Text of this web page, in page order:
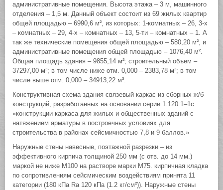
административные помещения. Высота этажа – 3 м, машинного
отделения – 1,5 м. Данный объект состоит из 69 жилых квартир
общей площадью – 6990,6 м², из которых: 1-комнатных – 26, 3-х
– комнатных – 29, 4-х – комнатных – 13, 5-ти – комнатных – 1. А
так же технические помещения общей площадью – 580,20 м², и
административные помещения общей площадью – 1076,40 м².
Общая площадь здания – 9855,14 м²; строительный объем –
37297,00 м³; в том числе ниже отм. 0,000 – 2383,78 м³; в том
числе выше отм. 0,000 – 34913,22 м³.
Конструктивная схема здания связевый каркас из сборных ж/б
конструкций, разработанных на основании серии 1.120.1–1с
«конструкции каркаса для жилых и общественных зданий с
натяжением арматуры в построечных условиях для
строительства в районах сейсмичностью 7,8 и 9 баллов.»
Наружные стены навесные, поэтажной разрезки – из
эффективного кирпича толщиной 250 мм (с отв. до 14 мм.)
маркой не ниже М100 на растворе марки М75. кирпичная кладка
по сопротивлениям сейсмическим воздействиям принята 11
категории (180 кПа Ra 120 кПа (1.2 кг/см²)). Наружные стены